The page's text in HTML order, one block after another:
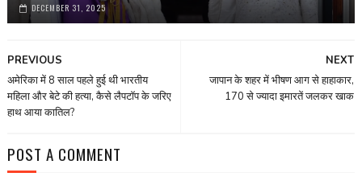
DECEMBER 31, 2025
NEXT
जापान के शहर में भीषण आग से हाहाकार,
170 से ज्यादा इमारतें जलकर खाक
PREVIOUS
अमेरिका में 8 साल पहले हुई थी भारतीय
महिला और बेटे की हत्या, कैसे लैपटॉप के जरिए
हाथ आया कातिल?
POST A COMMENT